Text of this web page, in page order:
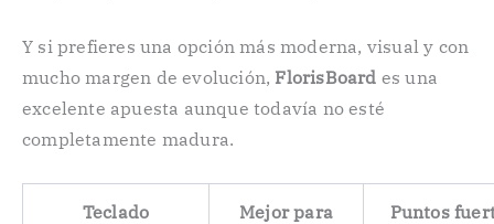
Y si prefieres una opción más moderna, visual y con
mucho margen de evolución, FlorisBoard es una
excelente apuesta aunque todavía no esté
completamente madura.
Teclado Mejor para Puntos